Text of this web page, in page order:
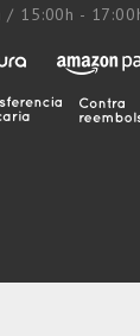
/ 15:00h -